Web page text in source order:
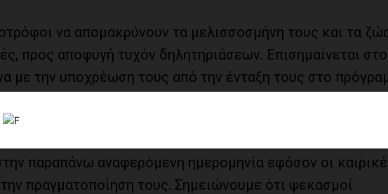
να απομακρύνουν τα μελισσοσμήνη τους και τα
προς αποφυγή τυχόν δηλητηριάσεων. Επισημαίνεται
με την υποχρέωση τους από την ένταξη τους στο
σημάνουν τα κτήματά τους για την αποφυγή ψεκασμού από
παραπάνω αναφερόμενη ημερομηνία εφόσον οι
την πραγματοποίηση τους. Σημειώνουμε ότι ψεκασμοί